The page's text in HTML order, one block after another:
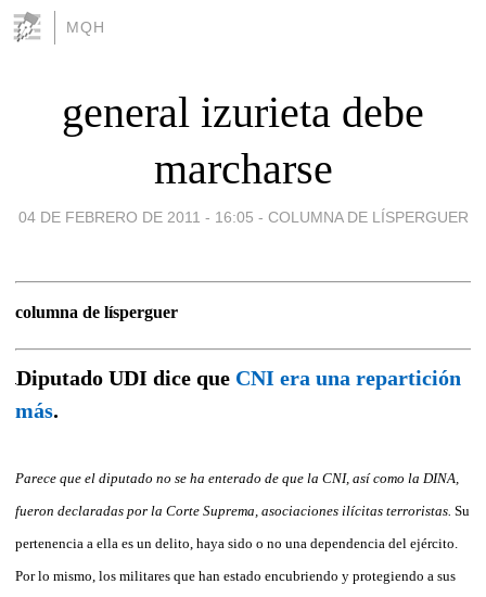
MQH
general izurieta debe
marcharse
04 DE FEBRERO DE 2011 - 16:05 - COLUMNA DE LÍSPERGUER
columna de lísperguer
Diputado UDI dice que CNI era una repartición
más.
Parece que el diputado no se ha enterado de que la CNI, así como la DINA,
fueron declaradas por la Corte Suprema, asociaciones ilícitas terroristas. Su
pertenencia a ella es un delito, haya sido o no una dependencia del ejército.
Por lo mismo, los militares que han estado encubriendo y protegiendo a sus